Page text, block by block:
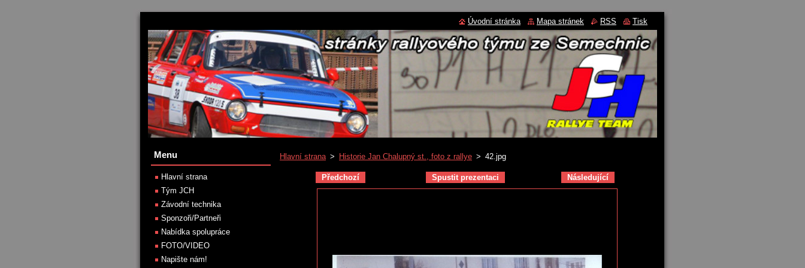
Hlavní strana > Historie Jan Chalupný st., foto z rallye > 42.jpg
Předchozí Spustit prezentaci Následující
Menu
Hlavní strana
Tým JCH
Závodní technika
Sponzoři/Partneři
Nabídka spolupráce
FOTO/VIDEO
Napište nám!
Úvodní stránka Mapa stránek RSS Tisk